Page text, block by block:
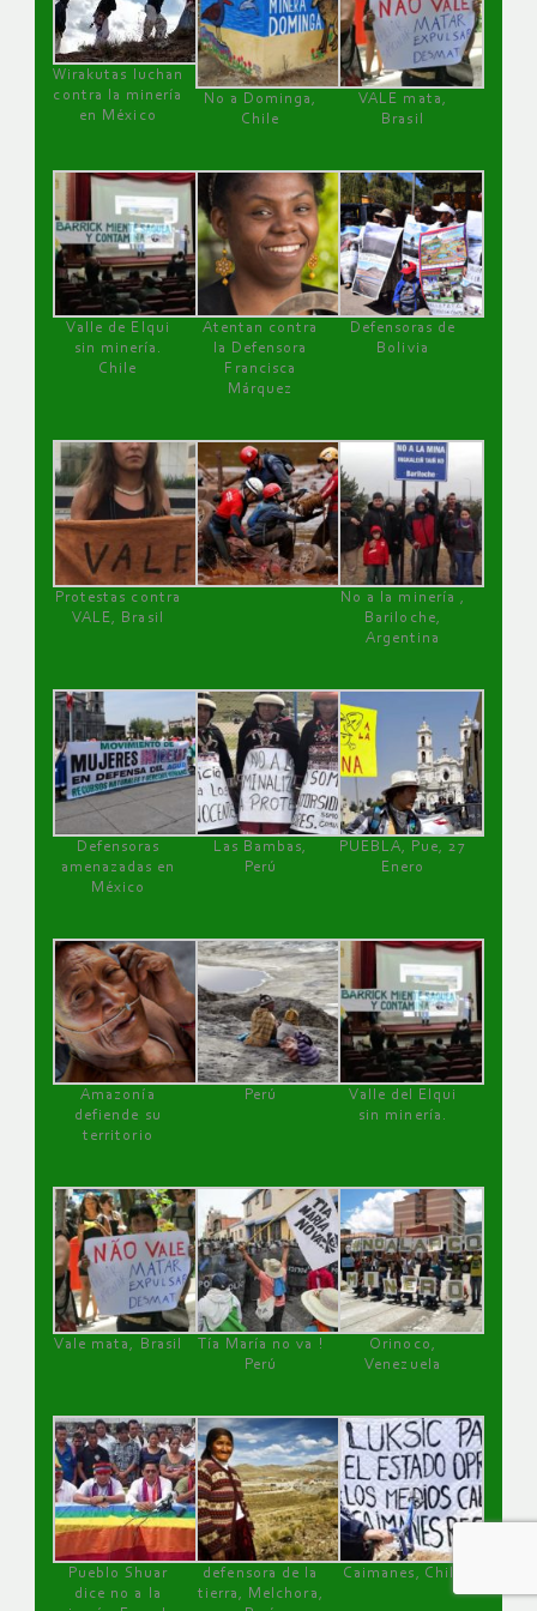
Wirakutas luchan
contra la minería
en México
No a Dominga,
Chile
VALE mata,
Brasil
Valle de Elqui
sin minería.
Chile
Atentan contra
la Defensora
Francisca
Márquez
Defensoras de
Bolivia
Protestas contra
VALE, Brasil
No a la minería ,
Bariloche,
Argentina
Defensoras
amenazadas en
México
Las Bambas,
Perú
PUEBLA, Pue, 27
Enero
Amazonía
defiende su
territorio
Perú
Valle del Elqui
sin minería.
Vale mata, Brasil
Tía María no va !
Perú
Orinoco,
Venezuela
Pueblo Shuar
dice no a la
defensora de la
tierra, Melchora,
Caimanes, Chile